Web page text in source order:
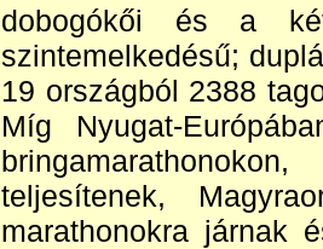
dobogókői és a
szintemelkedésű;
19 országból 2388
Míg Nyugat-
teljesítenek,
marathonokra járnak